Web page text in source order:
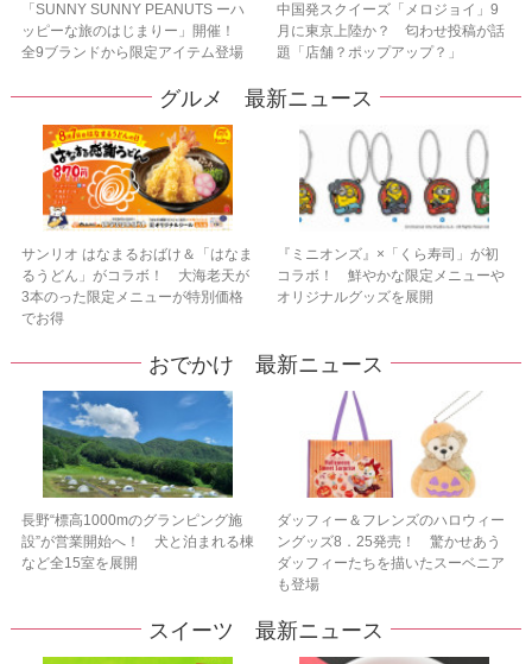
「SUNNY SUNNY PEANUTS ーハ
ッピーな旅のはじまりー」開催！
全9ブランドから限定アイテム登場
中国発スクイーズ「メロジョイ」9
月に東京上陸か？ 匂わせ投稿が話
題「店舗？ポップアップ？」
グルメ 最新ニュース
サンリオ はなまるおばけ＆「はなま
るうどん」がコラボ！ 大海老天が
3本のった限定メニューが特別価格
でお得
『ミニオンズ』×「くら寿司」が初
コラボ！ 鮮やかな限定メニューや
オリジナルグッズを展開
おでかけ 最新ニュース
長野“標高1000mのグランピング施
設”が営業開始へ！ 犬と泊まれる棟
など全15室を展開
ダッフィー＆フレンズのハロウィー
ングッズ8．25発売！ 驚かせあう
ダッフィーたちを描いたスーベニア
も登場
スイーツ 最新ニュース